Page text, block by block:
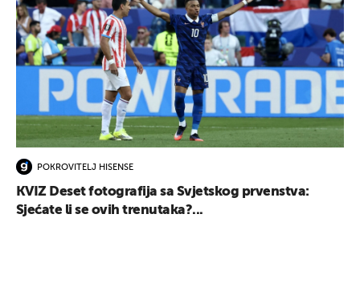
POKROVITELJ HISENSE
KVIZ Deset fotografija sa Svjetskog prvenstva:
Sjećate li se ovih trenutaka?...